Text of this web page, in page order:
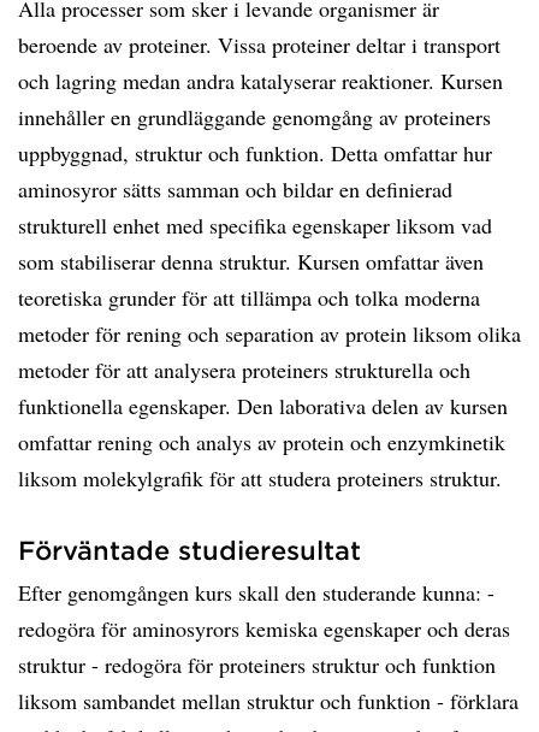
Alla processer som sker i levande organismer är
beroende av proteiner. Vissa proteiner deltar i transport
och lagring medan andra katalyserar reaktioner. Kursen
innehåller en grundläggande genomgång av proteiners
uppbyggnad, struktur och funktion. Detta omfattar hur
aminosyror sätts samman och bildar en definierad
strukturell enhet med specifika egenskaper liksom vad
som stabiliserar denna struktur. Kursen omfattar även
teoretiska grunder för att tillämpa och tolka moderna
metoder för rening och separation av protein liksom olika
metoder för att analysera proteiners strukturella och
funktionella egenskaper. Den laborativa delen av kursen
omfattar rening och analys av protein och enzymkinetik
liksom molekylgrafik för att studera proteiners struktur.
Förväntade studieresultat
Efter genomgången kurs skall den studerande kunna: -
redogöra för aminosyrors kemiska egenskaper och deras
struktur - redogöra för proteiners struktur och funktion
liksom sambandet mellan struktur och funktion - förklara